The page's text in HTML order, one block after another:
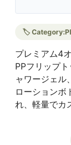
🏷️ Category:
プレミアム4
PPフリップ
ャワージェル
ローションボ
れ、軽量でカ